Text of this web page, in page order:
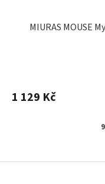
MIURAS MOUSE
1 129 Kč
9